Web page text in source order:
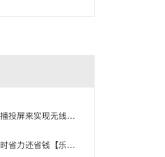
1、手机如何通过乐播投屏来实现无线投屏【乐播投屏】
2、选择乐播投屏省时省力还省钱【乐播投屏】